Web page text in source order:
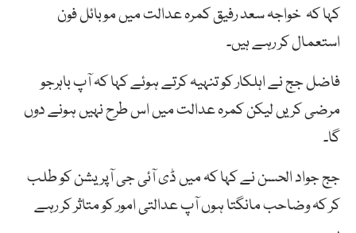
کہا کہ خواجہ سعد رفیق کمرہ عدالت میں موبائل فون
استعمال کر رہے ہیں۔
فاضل جج نے اہلکار کو تنہیہ کرتے ہوئے کہا کہ آپ باہرجو
مرضی کریں لیکن کمرہ عدالت میں اس طرح نہیں ہونے دوں
گا۔
جج جواد الحسن نے کہا کہ میں ڈی آئی جی آپریشن کو طلب
کر کہ وضاحب مانگتا ہوں آپ عدالتی امور کو متاثر کر رہے